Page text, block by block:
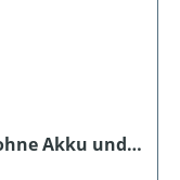
Akku und